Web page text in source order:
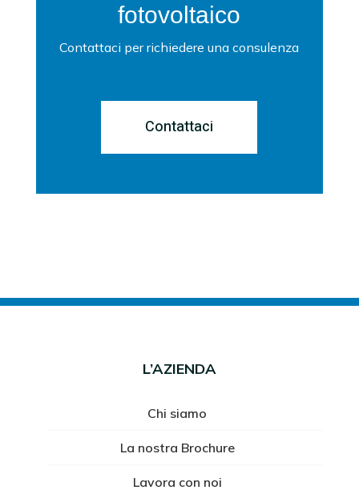
fotovoltaico
Contattaci per richiedere una consulenza
Contattaci
L’AZIENDA
Chi siamo
La nostra Brochure
Lavora con noi